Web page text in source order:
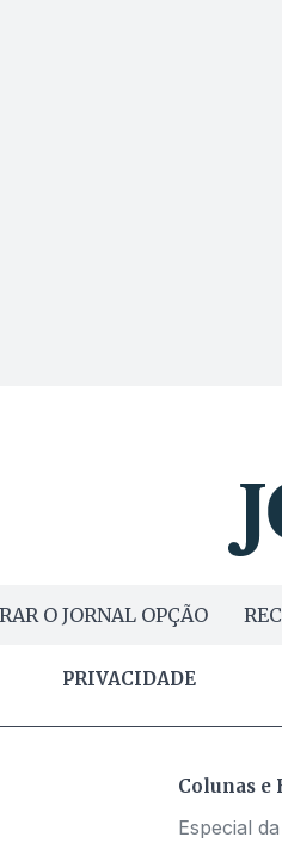
O JORNAL OPÇÃO
PRIVACIDADE
Colunas e
Especial